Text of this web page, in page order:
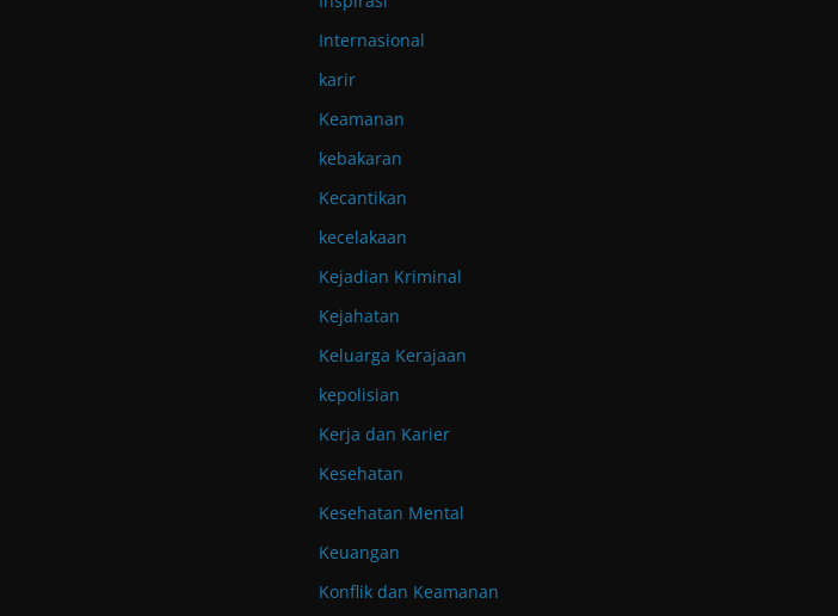
Internasional
karir
Keamanan
kebakaran
Kecantikan
kecelakaan
Kejadian Kriminal
Kejahatan
Keluarga Kerajaan
kepolisian
Kerja dan Karier
Kesehatan
Kesehatan Mental
Keuangan
Konflik dan Keamanan